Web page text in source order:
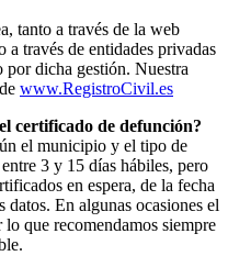
tanto a través de la web
través de entidades privadas
por dicha gestión. Nuestra
www.RegistroCivil.es
certificado de defunción?
el municipio y el tipo de
3 y 15 días hábiles, pero
en espera, de la fecha
En algunas ocasiones el
que recomendamos siempre